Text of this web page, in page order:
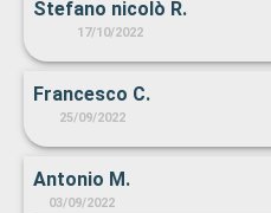
Stefano nicolò R.
17/10/2022
Francesco C.
25/09/2022
Antonio M.
03/09/2022